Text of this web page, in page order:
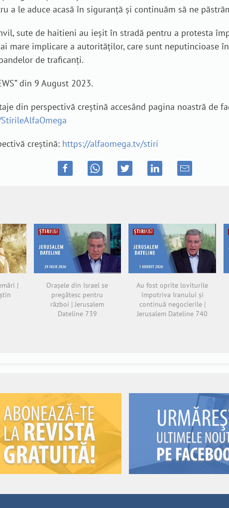
a le aduce acasă în siguranță și continuăm să ne
sute de haitieni au ieșit în stradă pentru a protesta
mare implicare a autorităților, care sunt neputincioase
de traficanți.
din 9 August 2023.
din perspectivă creștină accesând pagina noastră de
creștină: https://alfaomega.tv/stiri
|
Orașele din Israel se
pregătesc pentru
război | Jerusalem
Dateline 739
Au fost oprite loviturile
împotriva Iranului și
continuă negocierile |
Jerusalem Dateline 740